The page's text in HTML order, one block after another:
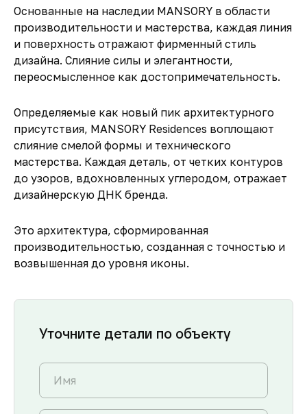
Основанные на наследии MANSORY в области
производительности и мастерства, каждая линия
и поверхность отражают фирменный стиль
дизайна. Слияние силы и элегантности,
переосмысленное как достопримечательность.
Определяемые как новый пик архитектурного
присутствия, MANSORY Residences воплощают
слияние смелой формы и технического
мастерства. Каждая деталь, от четких контуров
до узоров, вдохновленных углеродом, отражает
дизайнерскую ДНК бренда.
Это архитектура, сформированная
производительностью, созданная с точностью и
возвышенная до уровня иконы.
Уточните детали по объекту